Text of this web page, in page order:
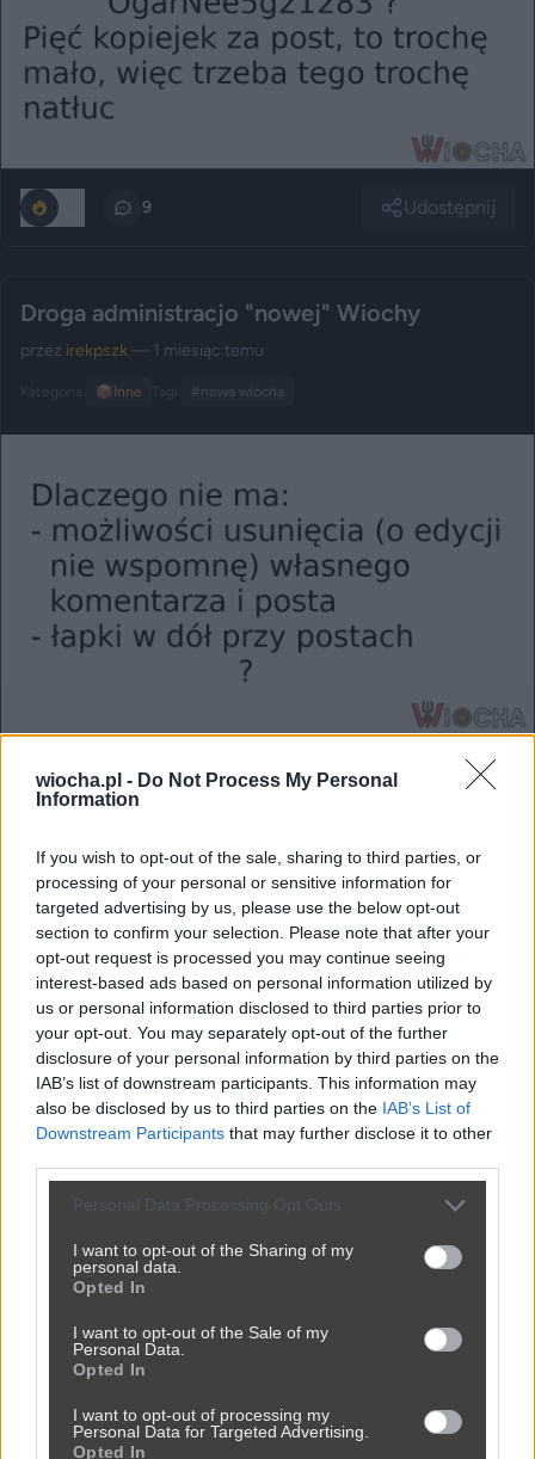
wiocha.pl - Do Not Process My Personal
Information
If you wish to opt-out of the sale, sharing to third parties, or
processing of your personal or sensitive information for
targeted advertising by us, please use the below opt-out
section to confirm your selection. Please note that after your
opt-out request is processed you may continue seeing
interest-based ads based on personal information utilized by
us or personal information disclosed to third parties prior to
your opt-out. You may separately opt-out of the further
disclosure of your personal information by third parties on the
IAB’s list of downstream participants. This information may
also be disclosed by us to third parties on the IAB’s List of
Downstream Participants that may further disclose it to other
Personal Data Processing Opt Outs
I want to opt-out of the Sharing of my
personal data.
Opted In
I want to opt-out of the Sale of my
Personal Data.
Opted In
I want to opt-out of processing my
Personal Data for Targeted Advertising.
Opted In
9 Udostępnij
Droga administracjo "nowej" Wiochy
przez irekpszk— 1 miesiąc temu
Kategoria: 📦 Inne Tagi: #nowa wiocha
73 5 Udostępnij
Dlaczego
przezirekpszk— 1 miesiąc temu
Kategoria: 📦Inne
Udostępnij
irekpszk— 2 lata temu